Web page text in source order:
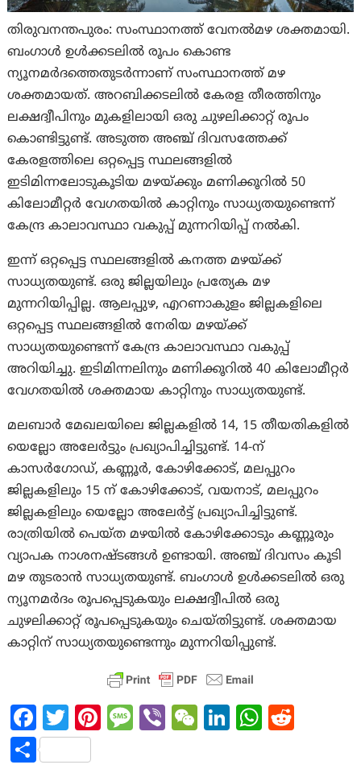
തിരുവനന്തപുരം: സംസ്ഥാനത്ത് വേനൽമഴ ശക്തമായി.
ബംഗാൾ ഉൾക്കടലിൽ രൂപം കൊണ്ട
ന്യൂനമർദത്തെതുടര്‍ന്നാണ് സംസ്ഥാനത്ത് മഴ
ശക്തമായത്. അറബിക്കടലിൽ കേരള തീരത്തിനും
ലക്ഷദ്വീപിനും മുകളിലായി ഒരു ചുഴലിക്കാറ്റ് രൂപം
കൊണ്ടിട്ടുണ്ട്. അടുത്ത അഞ്ച് ദിവസത്തേക്ക്
കേരളത്തിലെ ഒറ്റപ്പെട്ട സ്ഥലങ്ങളിൽ
ഇടിമിന്നലോടുകൂടിയ മഴയ്ക്കും മണിക്കൂറിൽ 50
കിലോമീറ്റർ വേഗതയിൽ കാറ്റിനും സാധ്യതയുണ്ടെന്ന്
കേന്ദ്ര കാലാവസ്ഥാ വകുപ്പ് മുന്നറിയിപ്പ് നൽകി.
ഇന്ന് ഒറ്റപ്പെട്ട സ്ഥലങ്ങളിൽ കനത്ത മഴയ്ക്ക്
സാധ്യതയുണ്ട്. ഒരു ജില്ലയിലും പ്രത്യേക മഴ
മുന്നറിയിപ്പില്ല. ആലപ്പുഴ, എറണാകുളം ജില്ലകളിലെ
ഒറ്റപ്പെട്ട സ്ഥലങ്ങളിൽ നേരിയ മഴയ്ക്ക്
സാധ്യതയുണ്ടെന്ന് കേന്ദ്ര കാലാവസ്ഥാ വകുപ്പ്
അറിയിച്ചു. ഇടിമിന്നലിനും മണിക്കൂറിൽ 40 കിലോമീറ്റർ
വേഗതയിൽ ശക്തമായ കാറ്റിനും സാധ്യതയുണ്ട്.
മലബാർ മേഖലയിലെ ജില്ലകളിൽ 14, 15 തീയതികളിൽ
യെല്ലോ അലേർട്ടും പ്രഖ്യാപിച്ചിട്ടുണ്ട്. 14-ന്
കാസർഗോഡ്, കണ്ണൂർ, കോഴിക്കോട്, മലപ്പുറം
ജില്ലകളിലും 15 ന് കോഴിക്കോട്, വയനാട്, മലപ്പുറം
ജില്ലകളിലും യെല്ലോ അലേർട്ട് പ്രഖ്യാപിച്ചിട്ടുണ്ട്.
രാത്രിയിൽ പെയ്ത മഴയിൽ കോഴിക്കോടും കണ്ണൂരും
വ്യാപക നാശനഷ്ടങ്ങൾ ഉണ്ടായി. അഞ്ച് ദിവസം കൂടി
മഴ തുടരാൻ സാധ്യതയുണ്ട്. ബംഗാൾ ഉൾക്കടലിൽ ഒരു
ന്യൂനമർദം രൂപപ്പെടുകയും ലക്ഷദ്വീപിൽ ഒരു
ചുഴലിക്കാറ്റ് രൂപപ്പെടുകയും ചെയ്തിട്ടുണ്ട്. ശക്തമായ
കാറ്റിന് സാധ്യതയുണ്ടെന്നും മുന്നറിയിപ്പുണ്ട്.
Fa
ce
T
w
Pi M Vi W Li W
S